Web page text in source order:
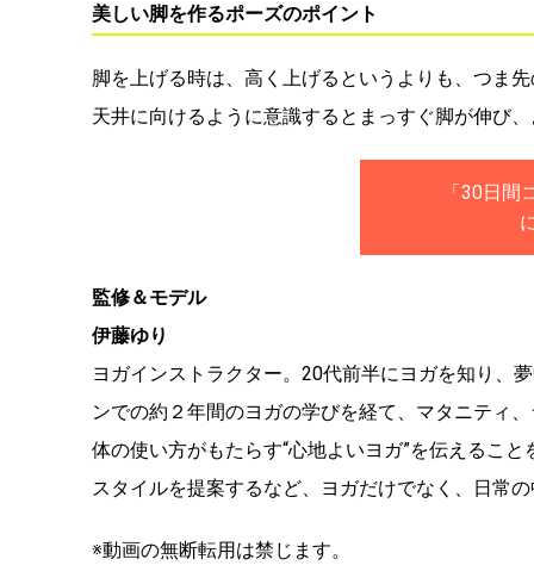
美しい脚を作るポーズのポイント
脚を上げる時は、高く上げるというよりも、つま
天井に向けるように意識するとまっすぐ脚が伸び
「30日間
監修＆モデル
伊藤ゆり
ヨガインストラクター。20代前半にヨガを知り、
ンでの約２年間のヨガの学びを経て、マタニティ
体の使い方がもたらす“心地よいヨガ”を伝えるこ
スタイルを提案するなど、ヨガだけでなく、日常
※動画の無断転用は禁じます。